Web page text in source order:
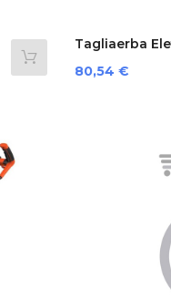
Tagliaerba
Prezzo
80,54 €